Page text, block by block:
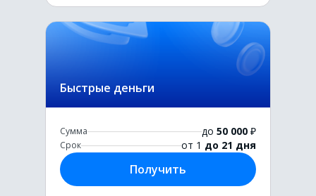
Быстрые деньги
Сумма до 50 000 ₽
Срок от 1 до 21 дня
Получить